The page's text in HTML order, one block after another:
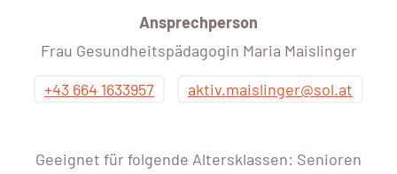
Ansprechperson
Frau Gesundheitspädagogin Maria Maislinger
+43 664 1633957
aktiv.maislinger@sol.at
Geeignet für folgende Altersklassen: Senioren